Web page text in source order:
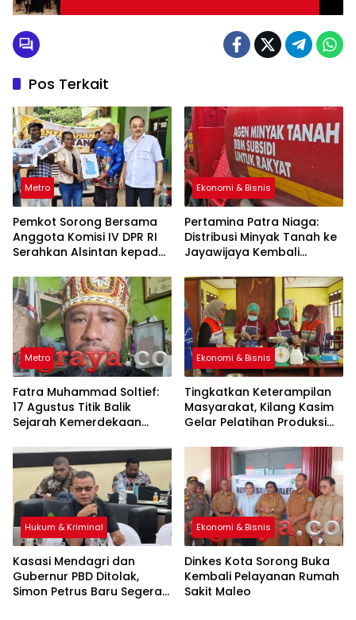
Pos Terkait
Metro
Pemkot Sorong Bersama
Anggota Komisi IV DPR RI
Serahkan Alsintan kepada
Ekonomi & Bisnis
Pertamina Patra Niaga:
Distribusi Minyak Tanah ke
Jayawijaya Kembali
Metro
Fatra Muhammad Soltief:
17 Agustus Titik Balik
Sejarah Kemerdekaan
Ekonomi & Bisnis
Tingkatkan Keterampilan
Masyarakat, Kilang Kasim
Gelar Pelatihan Produksi
Hukum & Kriminal
Kasasi Mendagri dan
Gubernur PBD Ditolak,
Simon Petrus Baru Segera
Ekonomi & Bisnis
Dinkes Kota Sorong Buka
Kembali Pelayanan Rumah
Sakit Maleo